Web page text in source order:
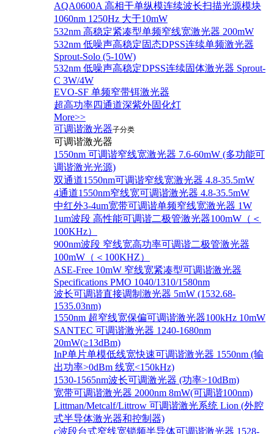
AQA0600A 高相干单纵模连续波长扫描光源模块
1060nm 1250Hz 大于10mW
532nm 高稳定紧凑型单频窄线宽激光器 200mW
532nm 低噪声高稳定固态DPSS连续单频激光器
Sprout‐Solo (5-10W)
532nm 低噪声高稳定DPSS连续固体激光器 Sprout-
C 3W/4W
EVO-SF 单频窄带铒激光器
超高功率四通道深紫外固化灯
More>>
可调谐激光器子分类
可调谐激光器
1550nm 可调谐窄线宽激光器 7.6-60mW (多功能可
调谐激光光源)
双通道1550nm可调谐窄线宽激光器 4.8-35.5mW
4通道1550nm窄线宽可调谐激光器 4.8-35.5mW
中红外3-4um宽带可调谐单频窄线宽激光器 1W
1um波段 高性能可调谐二极管激光器100mW（＜
100KHz）
900nm波段 窄线宽高功率可调谐二极管激光器
100mW（＜100KHZ）
ASE-Free 10mW 窄线宽紧凑型可调谐激光器
Specifications PMO 1040/1310/1580nm
波长可调谐直接调制激光器 5mW (1532.68-
1535.03nm)
1550nm 超窄线宽保偏可调谐激光器100kHz 10mW
SANTEC 可调谐激光器 1240-1680nm
20mW(≥13dBm)
InP单片单模低线宽快速可调谐激光器 1550nm (输
出功率>0dBm 线宽<150kHz)
1530-1565nm波长可调激光器 (功率>10dBm)
宽带可调谐激光器 2000nm 8mW(可调谐100nm)
Littman/Metcalf/Littrow 可调谐激光系统 Lion (外腔
式半导体激光器和控制器)
c波段台式窄线宽锁频半导体可调谐激光器 1528-